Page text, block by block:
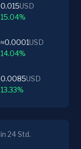
0.015USD
15.04%
≈0.0001USD
14.04%
0.0085USD
13.33%
in 24 Std.